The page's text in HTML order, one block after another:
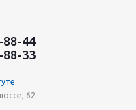
88-44
88-33
62